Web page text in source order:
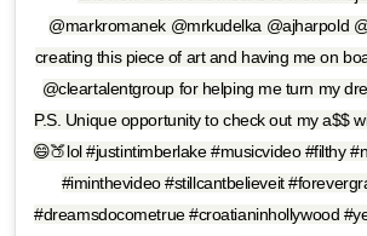
@markromanek @mrkudelka @ajharpold
creating this piece of art and having me on
@cleartalentgroup for helping me turn my
P.S. Unique opportunity to check out my a$$
😄🍑lol #justintimberlake #musicvideo #filthy
#iminthevideo #stillcantbelieveit
#dreamsdocometrue #croatianinhollywood